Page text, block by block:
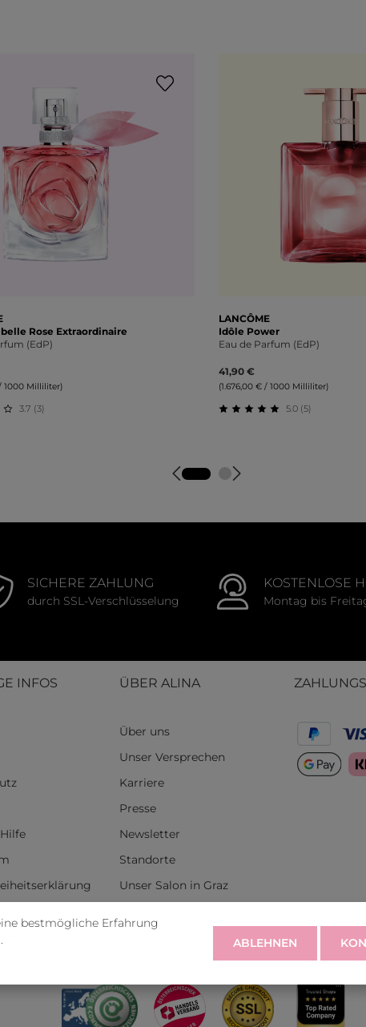
belle Rose Extraordinaire
(EdP)
1000 Milliliter)
3.7 (3)
LANCÔME
Idôle Power
Eau de Parfum (EdP)
41,90 €
(1.676,00 € / 1000 Milliliter)
5.0 (5)
SICHERE ZAHLUNG
durch SSL-Verschlüsselung
KOSTENLOSE
Montag bis
INFOS ÜBER ALINA
Über uns
Unser Versprechen
Karriere
Presse
Newsletter
Standorte
Unser Salon in Graz
bestmögliche Erfahrung
ABLEHNEN